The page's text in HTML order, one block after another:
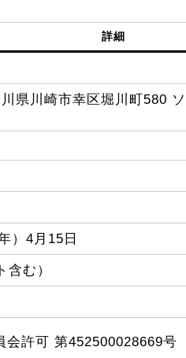
詳細
県川崎市幸区堀川町580
）4月15日
む）
会許可 第452500028669号